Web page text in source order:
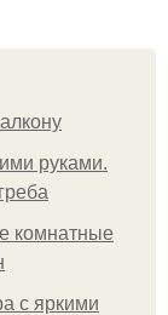
руками.
комнатные
с яркими